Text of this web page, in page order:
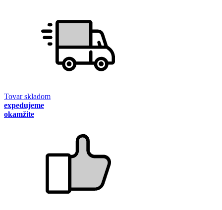
Tovar skladom
expedujeme
okamžite